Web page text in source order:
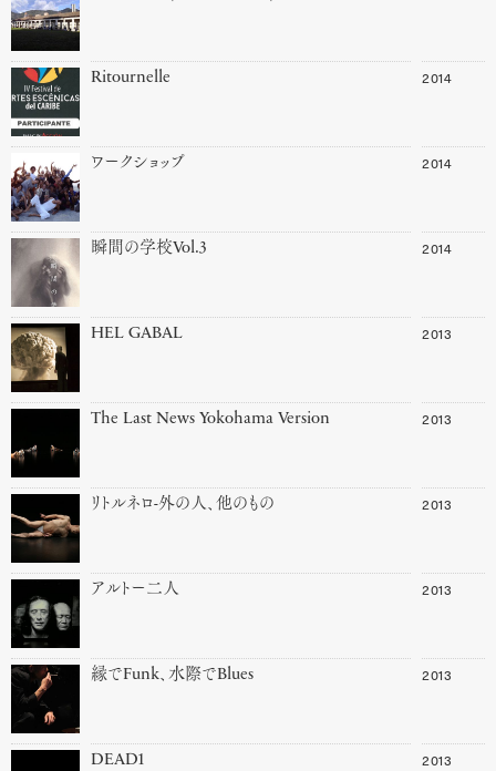
Ritournelle 2014
ワークショップ 2014
瞬間の学校Vol.3 2014
HEL GABAL 2013
The Last News Yokohama Version 2013
リトルネロ-外の人、他のもの 2013
アルトー二人 2013
縁でFunk、水際でBlues 2013
DEAD1 2013